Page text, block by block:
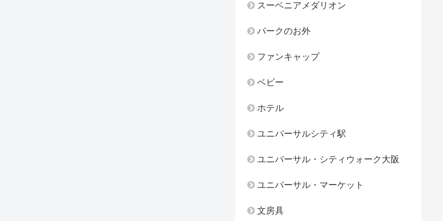
スーベニアメダリオン
パークのお外
ファンキャップ
ベビー
ホテル
ユニバーサルシティ駅
ユニバーサル・シティウォーク大阪
ユニバーサル・マーケット
文房具